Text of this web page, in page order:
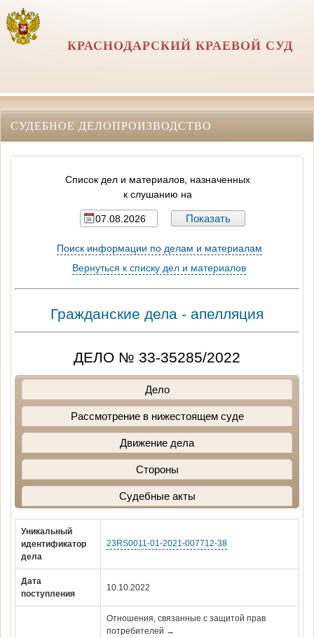
КРАСНОДАРСКИЙ КРАЕВОЙ СУД
СУДЕБНОЕ ДЕЛОПРОИЗВОДСТВО
Список дел и материалов, назначенных
к слушанию на
Поиск информации по делам и материалам
Вернуться к списку дел и материалов
Гражданские дела - апелляция
ДЕЛО № 33-35285/2022
Дело
Рассмотрение в нижестоящем суде
Движение дела
Стороны
Судебные акты
Уникальный
идентификатор
дела
23RS0011-01-2021-007712-38
Дата
поступления
10.10.2022
Отношения, связанные с защитой прав
потребителей →